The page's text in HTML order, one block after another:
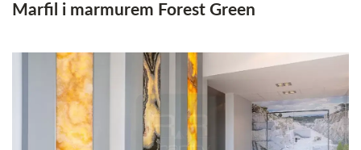
Marfil i marmurem Forest Green